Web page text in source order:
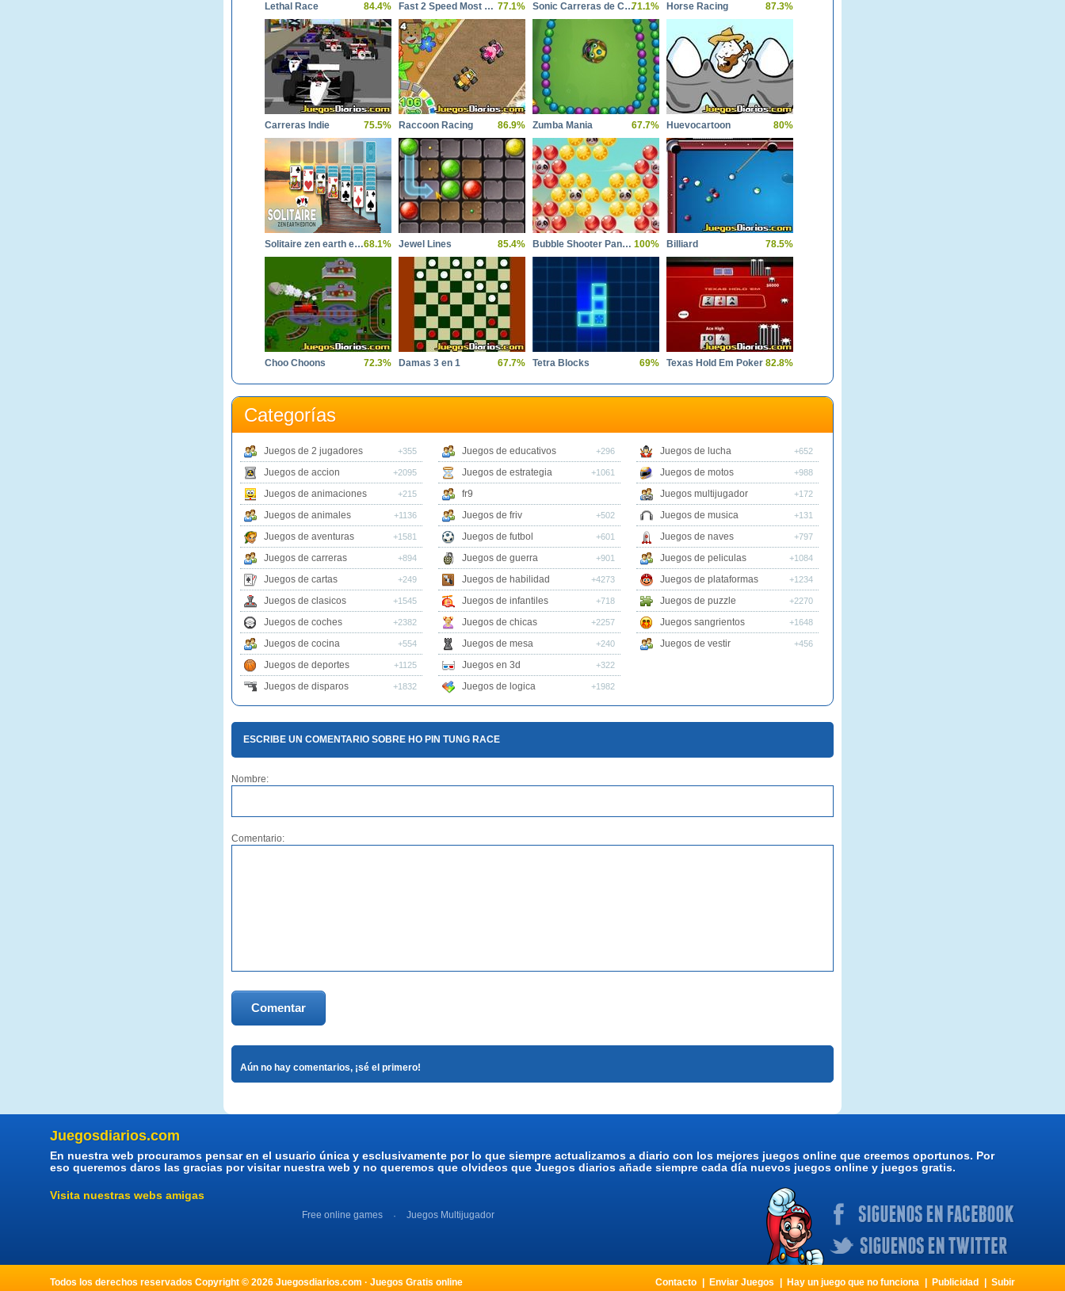
Lethal Race 84.4% Fast 2 Speed Most Wanted 77.1% Sonic Carreras de Coches71.1% Horse Racing 87.3%
Carreras Indie 75.5% Raccoon Racing 86.9% Zumba Mania 67.7% Huevocartoon 80%
Solitaire zen earth edition68.1% Jewel Lines 85.4% Bubble Shooter Panda Blast 100% Billiard 78.5%
Choo Choons 72.3% Damas 3 en 1 67.7% Tetra Blocks 69% Texas Hold Em Poker 82.8%
Categorías
Juegos de 2 jugadores +355
Juegos de accion +2095
Juegos de animaciones +215
Juegos de animales +1136
Juegos de aventuras +1581
Juegos de carreras +894
Juegos de cartas +249
Juegos de clasicos +1545
Juegos de coches +2382
Juegos de cocina +554
Juegos de deportes +1125
Juegos de disparos +1832
Juegos de educativos +296
Juegos de estrategia +1061
fr9
Juegos de friv
+502
Juegos de futbol +601
Juegos de guerra +901
Juegos de habilidad +4273
Juegos de infantiles +718
Juegos de chicas +2257
Juegos de mesa +240
Juegos en 3d +322
Juegos de logica +1982
Juegos de lucha +652
Juegos de motos +988
Juegos multijugador +172
Juegos de musica +131
Juegos de naves +797
Juegos de peliculas +1084
Juegos de plataformas +1234
Juegos de puzzle +2270
Juegos sangrientos +1648
Juegos de vestir +456
ESCRIBE UN COMENTARIO SOBRE HO PIN TUNG RACE
Nombre:
Comentario:
Comentar
Aún no hay comentarios, ¡sé el primero!
Juegosdiarios.com
En nuestra web procuramos pensar en el usuario única y esclusivamente por lo que siempre actualizamos a diario con los mejores juegos online que creemos oportunos. Por
eso queremos daros las gracias por visitar nuestra web y no queremos que olvideos que Juegos diarios añade siempre cada día nuevos juegos online y juegos gratis.
Visita nuestras webs amigas
Free online games Juegos Multijugador
Todos los derechos reservados Copyright © 2026 Juegosdiarios.com · Juegos Gratis online Contacto Enviar Juegos Hay un juego que no funciona Publicidad Subir